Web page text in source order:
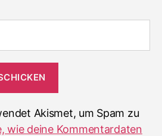
Akismet, um Spam zu
wie deine Kommentardaten